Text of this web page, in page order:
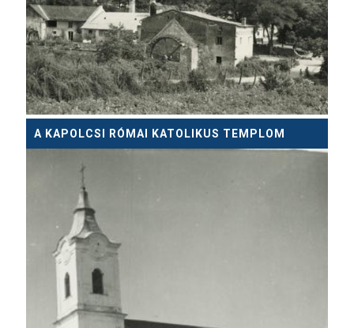
A KAPOLCSI RÓMAI KATOLIKUS TEMPLOM